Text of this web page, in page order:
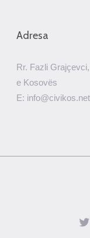
Adresa
Rr. Fazli
e Kosovës
E: info@civikos.net